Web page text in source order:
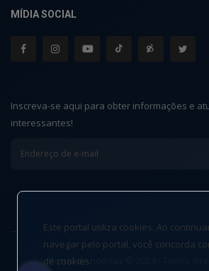
MÍDIA SOCIAL
Inscreva-se aqui para obter informações e
interessantes!
Portal de notícias © 2024 - Todos
Este portal utiliza cookies. Ao
navegar pelo portal, você concorda
de cookies.